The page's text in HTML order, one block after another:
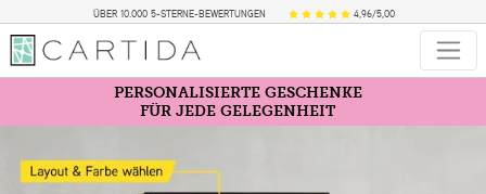
ÜBER 10.000 5-STERNE-BEWERTUNGEN 4,96/5,00
PERSONALISIERTE GESCHENKE
FÜR JEDE GELEGENHEIT